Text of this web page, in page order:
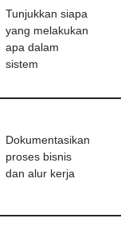
Tunjukkan siapa
yang melakukan
apa dalam
sistem
Dokumentasikan
proses bisnis
dan alur kerja